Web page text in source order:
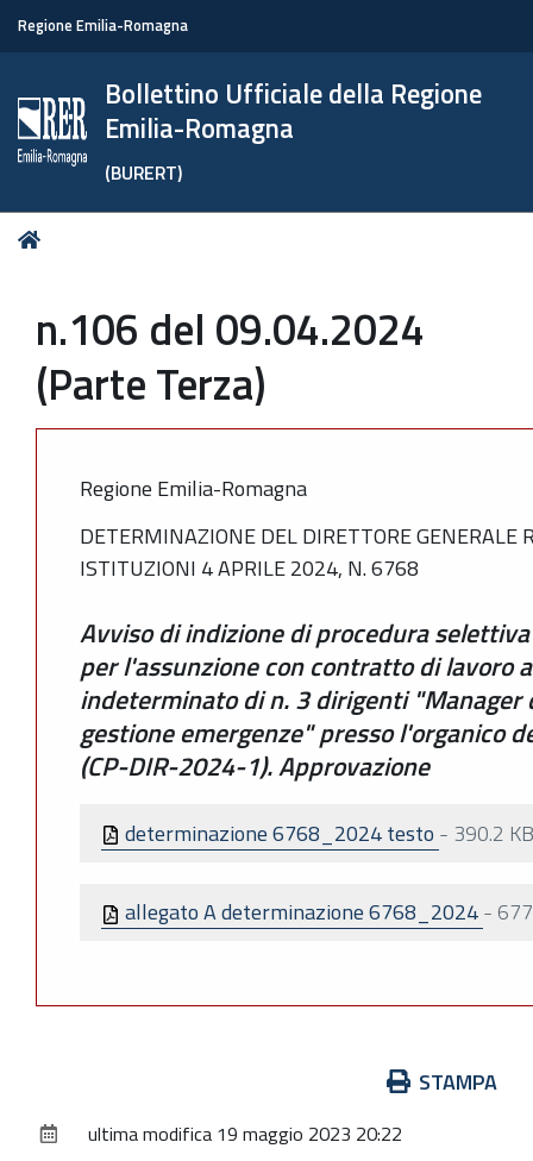
Regione Emilia-Romagna
Bollettino Ufficiale della Regione
Emilia-Romagna
(BURERT)
Tu
n.106 del 09.04.2024
(Parte Terza)
Regione Emilia-Romagna
DETERMINAZIONE DEL DIRETTORE GENERALE
ISTITUZIONI 4 APRILE 2024, N. 6768
Avviso di indizione di procedura
per l'assunzione con contratto di lavoro
indeterminato di n. 3 dirigenti "Manager
gestione emergenze" presso l'organico
(CP-DIR-2024-1). Approvazione
determinazione 6768_2024 testo - 390.2 KB
allegato A determinazione 6768_2024-
documento
STAMPA
ultima modifica 19 maggio 2023 20:22